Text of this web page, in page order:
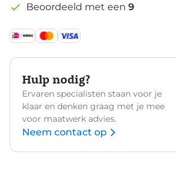
Beoordeeld met een 9
Hulp nodig?
Ervaren specialisten staan voor je
klaar en denken graag met je mee
voor maatwerk advies.
Neem contact op